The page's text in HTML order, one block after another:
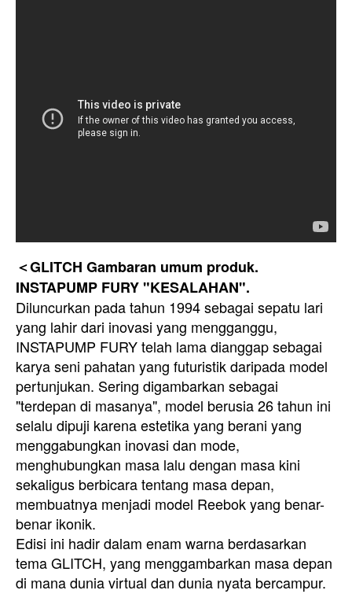
＜GLITCH Gambaran umum produk.
INSTAPUMP FURY "KESALAHAN".
Diluncurkan pada tahun 1994 sebagai sepatu lari
yang lahir dari inovasi yang mengganggu,
INSTAPUMP FURY telah lama dianggap sebagai
karya seni pahatan yang futuristik daripada model
pertunjukan. Sering digambarkan sebagai
"terdepan di masanya", model berusia 26 tahun ini
selalu dipuji karena estetika yang berani yang
menggabungkan inovasi dan mode,
menghubungkan masa lalu dengan masa kini
sekaligus berbicara tentang masa depan,
membuatnya menjadi model Reebok yang benar-
benar ikonik.
Edisi ini hadir dalam enam warna berdasarkan
tema GLITCH, yang menggambarkan masa depan
di mana dunia virtual dan dunia nyata bercampur.